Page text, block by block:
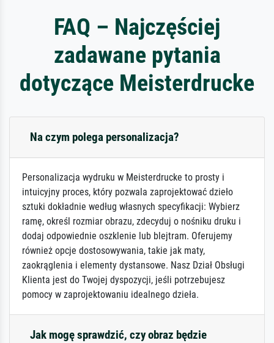
FAQ – Najczęściej
zadawane pytania
dotyczące Meisterdrucke
Na czym polega personalizacja?
Personalizacja wydruku w Meisterdrucke to prosty i
intuicyjny proces, który pozwala zaprojektować dzieło
sztuki dokładnie według własnych specyfikacji: Wybierz
ramę, określ rozmiar obrazu, zdecyduj o nośniku druku i
dodaj odpowiednie oszklenie lub blejtram. Oferujemy
również opcje dostosowywania, takie jak maty,
zaokrąglenia i elementy dystansowe. Nasz Dział Obsługi
Klienta jest do Twojej dyspozycji, jeśli potrzebujesz
pomocy w zaprojektowaniu idealnego dzieła.
Jak mogę sprawdzić, czy obraz będzie